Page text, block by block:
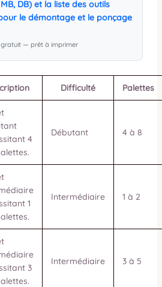
DB) et la liste des outils
le démontage et le ponçage
— prêt à imprimer
Difficulté Palettes
4
Débutant 4 à 8
1
Intermédiaire 1 à 2
3
Intermédiaire 3 à 5